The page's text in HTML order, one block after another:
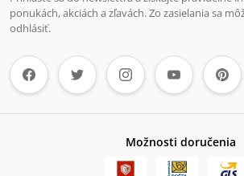
ponukách, akciách a zľavách. Zo zasielania sa
odhlásiť.
Možnosti doručenia